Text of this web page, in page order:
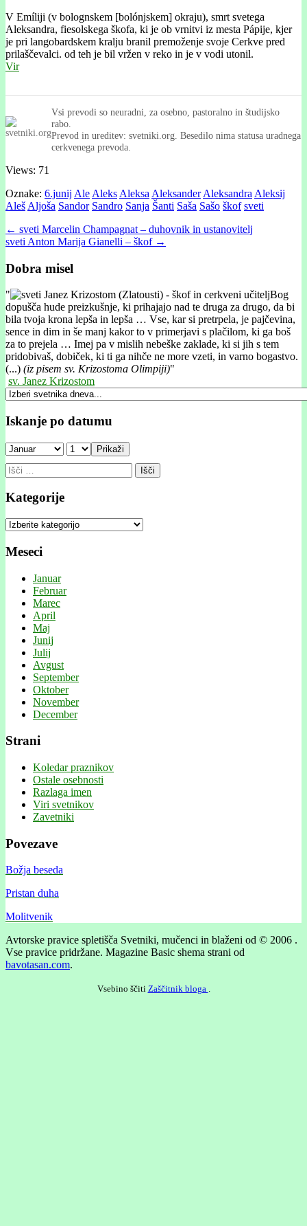
V Emíliji (v bolognskem [bolónjskem] okraju), smrt svetega
Aleksandra, fiesolskega škofa, ki je ob vrnitvi iz mesta Pápije, kjer
je pri langobardskem kralju branil premoženje svoje Cerkve pred
prilaščevalci. od teh je bil vržen v reko in je v vodi utonil.
Vir
Vsi prevodi so neuradni, za osebno, pastoralno in študijsko
rabo.
Prevod in ureditev: svetniki.org. Besedilo nima statusa uradnega
cerkvenega prevoda.
Views: 71
Oznake: 6.junij Ale Aleks Aleksa Aleksander Aleksandra Aleksij
Aleš Aljoša Sandor Sandro Sanja Šanti Saša Sašo škof sveti
Post
navigation
← sveti Marcelin Champagnat – duhovnik in ustanovitelj
sveti Anton Marija Gianelli – škof →
Dobra misel
"
Bog
dopušča hude preizkušnje, ki prihajajo nad te druga za drugo, da bi
bila tvoja krona lepša in lepša … Vse, kar si pretrpela, je pajčevina,
sence in dim in še manj kakor to v primerjavi s plačilom, ki ga boš
za to prejela … Imej pa v mislih nebeške zaklade, ki si jih s tem
pridobivaš, dobiček, ki ti ga nihče ne more vzeti, in varno bogastvo.
(...) (iz pisem sv. Krizostoma Olimpiji)"
sv. Janez Krizostom
Iskanje po datumu
Prikaži
Išči:
Kategorije
Kategorije
Meseci
Januar
Februar
Marec
April
Maj
Junij
Julij
Avgust
September
Oktober
November
December
Strani
Koledar praznikov
Ostale osebnosti
Razlaga imen
Viri svetnikov
Zavetniki
Povezave
Božja beseda
Pristan duha
Molitvenik
Avtorske pravice spletišča Svetniki, mučenci in blaženi od © 2006 .
Vse pravice pridržane. Magazine Basic shema strani od
bavotasan.com.
Vsebino ščiti Zaščitnik bloga .